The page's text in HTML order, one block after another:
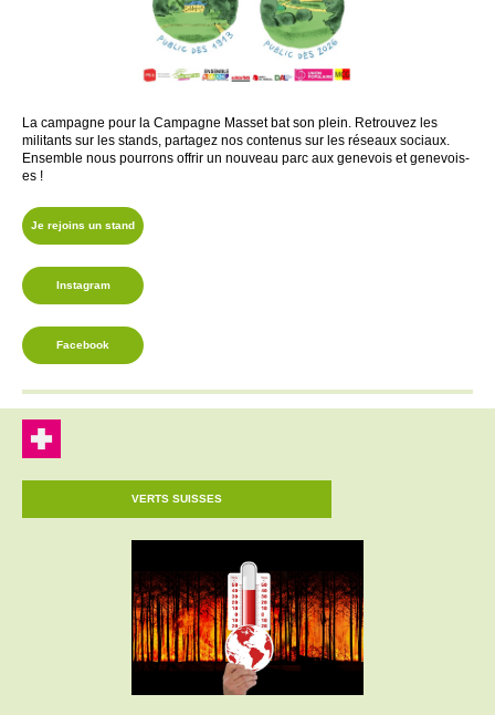
La campagne pour la Campagne Masset bat son plein. Retrouvez les
militants sur les stands, partagez nos contenus sur les réseaux sociaux.
Ensemble nous pourrons offrir un nouveau parc aux genevois et genevois-
es !
Je rejoins un stand
Instagram
Facebook
VERTS SUISSES